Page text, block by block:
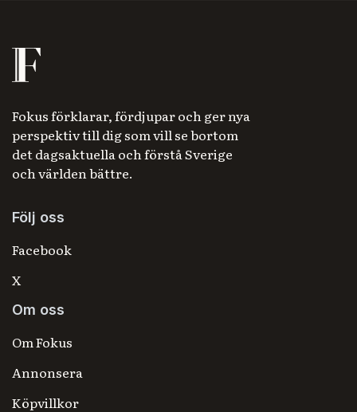
Fokus förklarar, fördjupar och ger nya
perspektiv till dig som vill se bortom
det dagsaktuella och förstå Sverige
och världen bättre.
Följ oss
Facebook
X
Om oss
Om Fokus
Annonsera
Köpvillkor